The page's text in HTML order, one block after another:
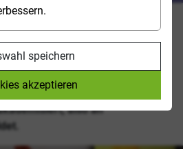
speichern
akzeptieren
im
zuletzt aufgrund des
Es gibt immer mehr
werden Pflegeberufe
also an